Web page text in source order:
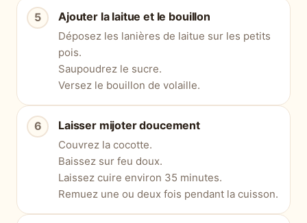
Ajouter la laitue et le bouillon
Déposez les lanières de laitue sur les petits
pois.
Saupoudrez le sucre.
Versez le bouillon de volaille.
Laisser mijoter doucement
Couvrez la cocotte.
Baissez sur feu doux.
Laissez cuire environ 35 minutes.
Remuez une ou deux fois pendant la cuisson.